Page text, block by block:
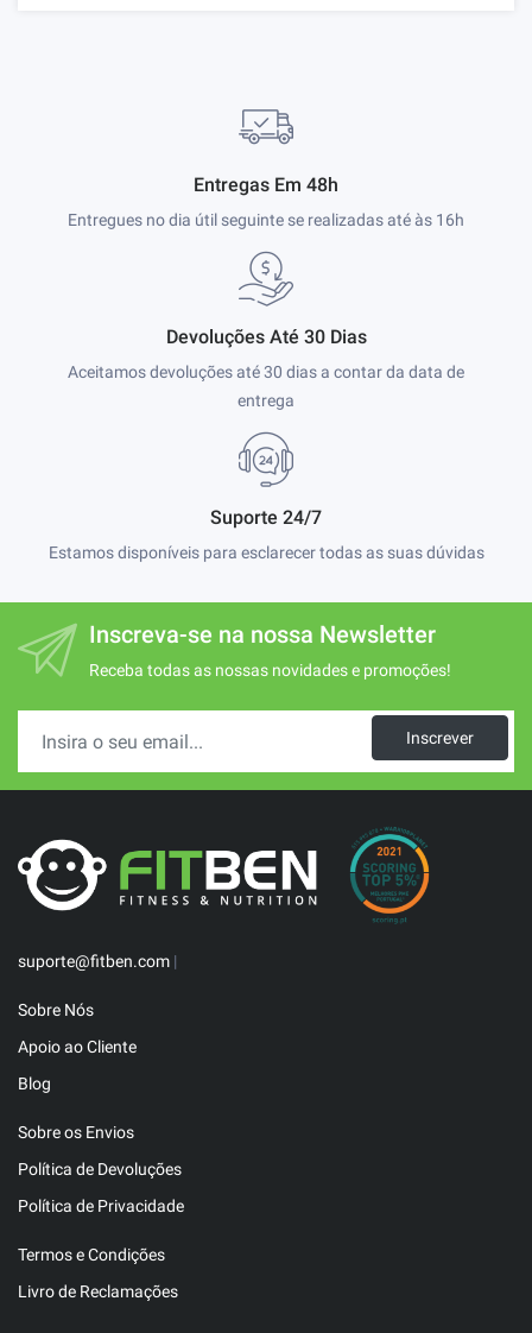
Entregas Em 48h
Entregues no dia útil seguinte se realizadas até às 16h
Devoluções Até 30 Dias
Aceitamos devoluções até 30 dias a contar da data de
entrega
Suporte 24/7
Estamos disponíveis para esclarecer todas as suas dúvidas
Inscreva-se na nossa Newsletter
Receba todas as nossas novidades e promoções!
Inscrever
suporte@fitben.com |
Sobre Nós
Apoio ao Cliente
Blog
Sobre os Envios
Política de Devoluções
Política de Privacidade
Termos e Condições
Livro de Reclamações